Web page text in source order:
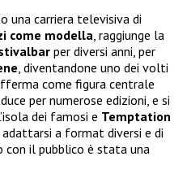
una carriera televisiva di
come modella , raggiunge la
per diversi anni, per
, diventandone uno dei volti
come figura centrale
per numerose edizioni, e si
dei famosi e Temptation
adattarsi a format diversi e di
il pubblico è stata una